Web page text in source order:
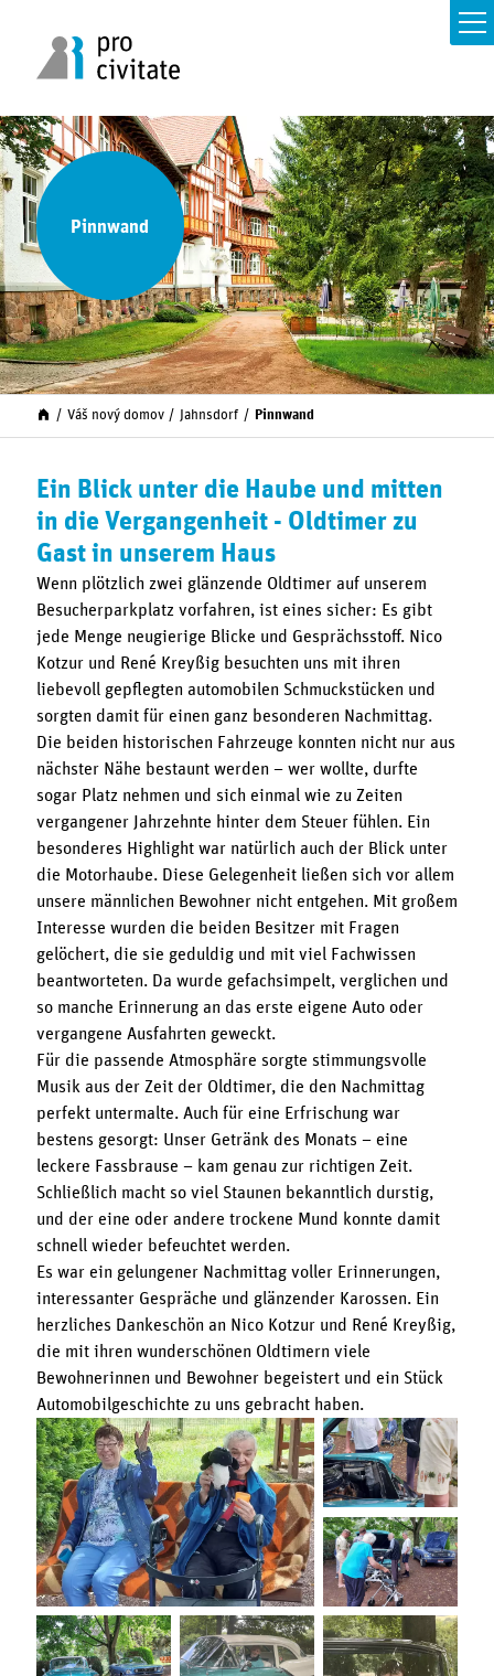
Pinnwand
Váš nový domov Jahnsdorf Pinnwand
Ein Blick unter die Haube und mitten
in die Vergangenheit - Oldtimer zu
Gast in unserem Haus
Wenn plötzlich zwei glänzende Oldtimer auf unserem
Besucherparkplatz vorfahren, ist eines sicher: Es gibt
jede Menge neugierige Blicke und Gesprächsstoff. Nico
Kotzur und René Kreyßig besuchten uns mit ihren
liebevoll gepflegten automobilen Schmuckstücken und
sorgten damit für einen ganz besonderen Nachmittag.
Die beiden historischen Fahrzeuge konnten nicht nur aus
nächster Nähe bestaunt werden – wer wollte, durfte
sogar Platz nehmen und sich einmal wie zu Zeiten
vergangener Jahrzehnte hinter dem Steuer fühlen. Ein
besonderes Highlight war natürlich auch der Blick unter
die Motorhaube. Diese Gelegenheit ließen sich vor allem
unsere männlichen Bewohner nicht entgehen. Mit großem
Interesse wurden die beiden Besitzer mit Fragen
gelöchert, die sie geduldig und mit viel Fachwissen
beantworteten. Da wurde gefachsimpelt, verglichen und
so manche Erinnerung an das erste eigene Auto oder
vergangene Ausfahrten geweckt.
Für die passende Atmosphäre sorgte stimmungsvolle
Musik aus der Zeit der Oldtimer, die den Nachmittag
perfekt untermalte. Auch für eine Erfrischung war
bestens gesorgt: Unser Getränk des Monats – eine
leckere Fassbrause – kam genau zur richtigen Zeit.
Schließlich macht so viel Staunen bekanntlich durstig,
und der eine oder andere trockene Mund konnte damit
schnell wieder befeuchtet werden.
Es war ein gelungener Nachmittag voller Erinnerungen,
interessanter Gespräche und glänzender Karossen. Ein
herzliches Dankeschön an Nico Kotzur und René Kreyßig,
die mit ihren wunderschönen Oldtimern viele
Bewohnerinnen und Bewohner begeistert und ein Stück
Automobilgeschichte zu uns gebracht haben.